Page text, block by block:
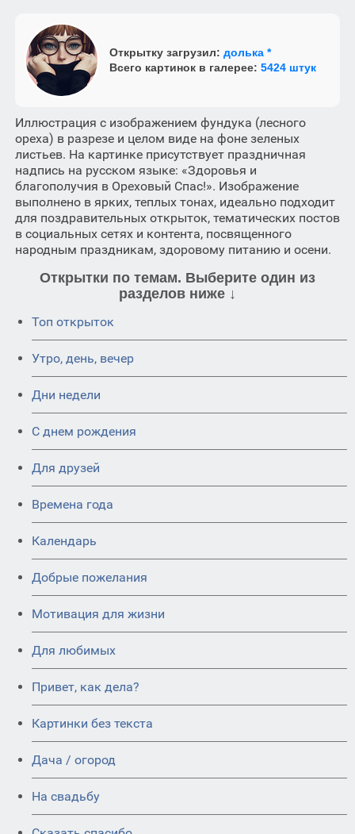
Открытку загрузил: долька *
Всего картинок в галерее: 5424 штук
Иллюстрация с изображением фундука (лесного
ореха) в разрезе и целом виде на фоне зеленых
листьев. На картинке присутствует праздничная
надпись на русском языке: «Здоровья и
благополучия в Ореховый Спас!». Изображение
выполнено в ярких, теплых тонах, идеально подходит
для поздравительных открыток, тематических постов
в социальных сетях и контента, посвященного
народным праздникам, здоровому питанию и осени.
Открытки по темам. Выберите один из
разделов ниже ↓
Топ открыток
Утро, день, вечер
Дни недели
C днем рождения
Для друзей
Времена года
Календарь
Добрые пожелания
Мотивация для жизни
Для любимых
Привет, как дела?
Картинки без текста
Дача / огород
На свадьбу